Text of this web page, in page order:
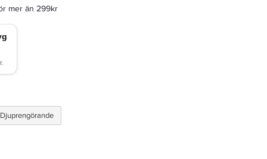
mer än 299kr